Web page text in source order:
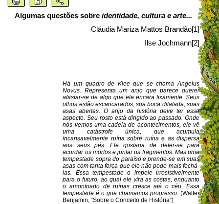
Algumas questões sobre identidade, cultura e arte...
Cláudia Mariza Mattos Brandão[1]
Ilse Jochmann[2]
Há um quadro de Klee que se chama Angelus
Novus. Representa um anjo que parece querer
afastar-se de algo que ele encara fixamente. Seus
olhos estão escancarados, sua boca dilatada, suas
asas abertas. O anjo da história deve ter esse
aspecto. Seu rosto está dirigido ao passado. Onde
nós vemos uma cadeia de acontecimentos, ele vê
uma catástrofe única, que acumula
incansavelmente ruína sobre ruína e as dispersa
aos seus pés. Ele gostaria de deter-se para
acordar os mortos e juntar os fragmentos. Mas uma
tempestade sopra do paraíso e prende-se em suas
asas com tanta força que ele não pode mais fechá-
las. Essa tempestade o impele irresistivelmente
para o futuro, ao qual ele vira as costas, enquanto
o amontoado de ruínas cresce até o céu. Essa
tempestade é o que chamamos progresso. (Walter
Benjamin, “Sobre o Conceito de História”)